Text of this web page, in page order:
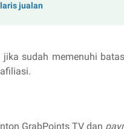
jualan
sudah memenuhi
GrabPoints TV dan